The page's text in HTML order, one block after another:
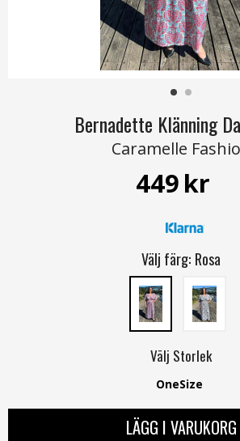
Bernadette Klänning
Caramelle
449kr
Välj färg: Rosa
Välj Storlek
OneSize
LÄGG I VARUKORG